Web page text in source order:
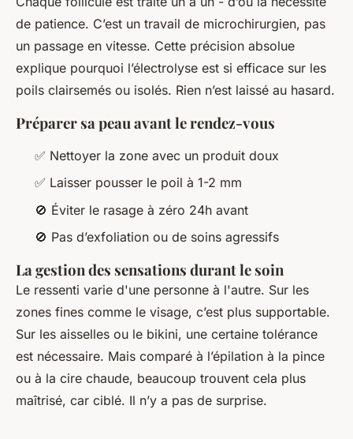
de patience. C’est un travail de microchirurgien, pas
un passage en vitesse. Cette précision absolue
explique pourquoi l’électrolyse est si efficace sur les
poils clairsemés ou isolés. Rien n’est laissé au hasard.
Préparer sa peau avant le rendez-vous
✅ Nettoyer la zone avec un produit doux
✅ Laisser pousser le poil à 1-2 mm
🚫 Éviter le rasage à zéro 24h avant
🚫 Pas d’exfoliation ou de soins agressifs
La gestion des sensations durant le soin
Le ressenti varie d'une personne à l'autre. Sur les
zones fines comme le visage, c’est plus supportable.
Sur les aisselles ou le bikini, une certaine tolérance
est nécessaire. Mais comparé à l’épilation à la pince
ou à la cire chaude, beaucoup trouvent cela plus
maîtrisé, car ciblé. Il n’y a pas de surprise.